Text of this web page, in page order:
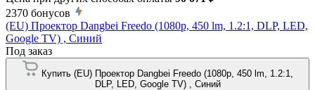
2370 бонусов
(EU) Проектор Dangbei Freedo (1080p, 450 lm, 1.2:1, DLP, LED,
Google TV) , Синий
Под заказ
Купить (EU) Проектор Dangbei Freedo (1080p, 450 lm, 1.2:1,
DLP, LED, Google TV) , Синий